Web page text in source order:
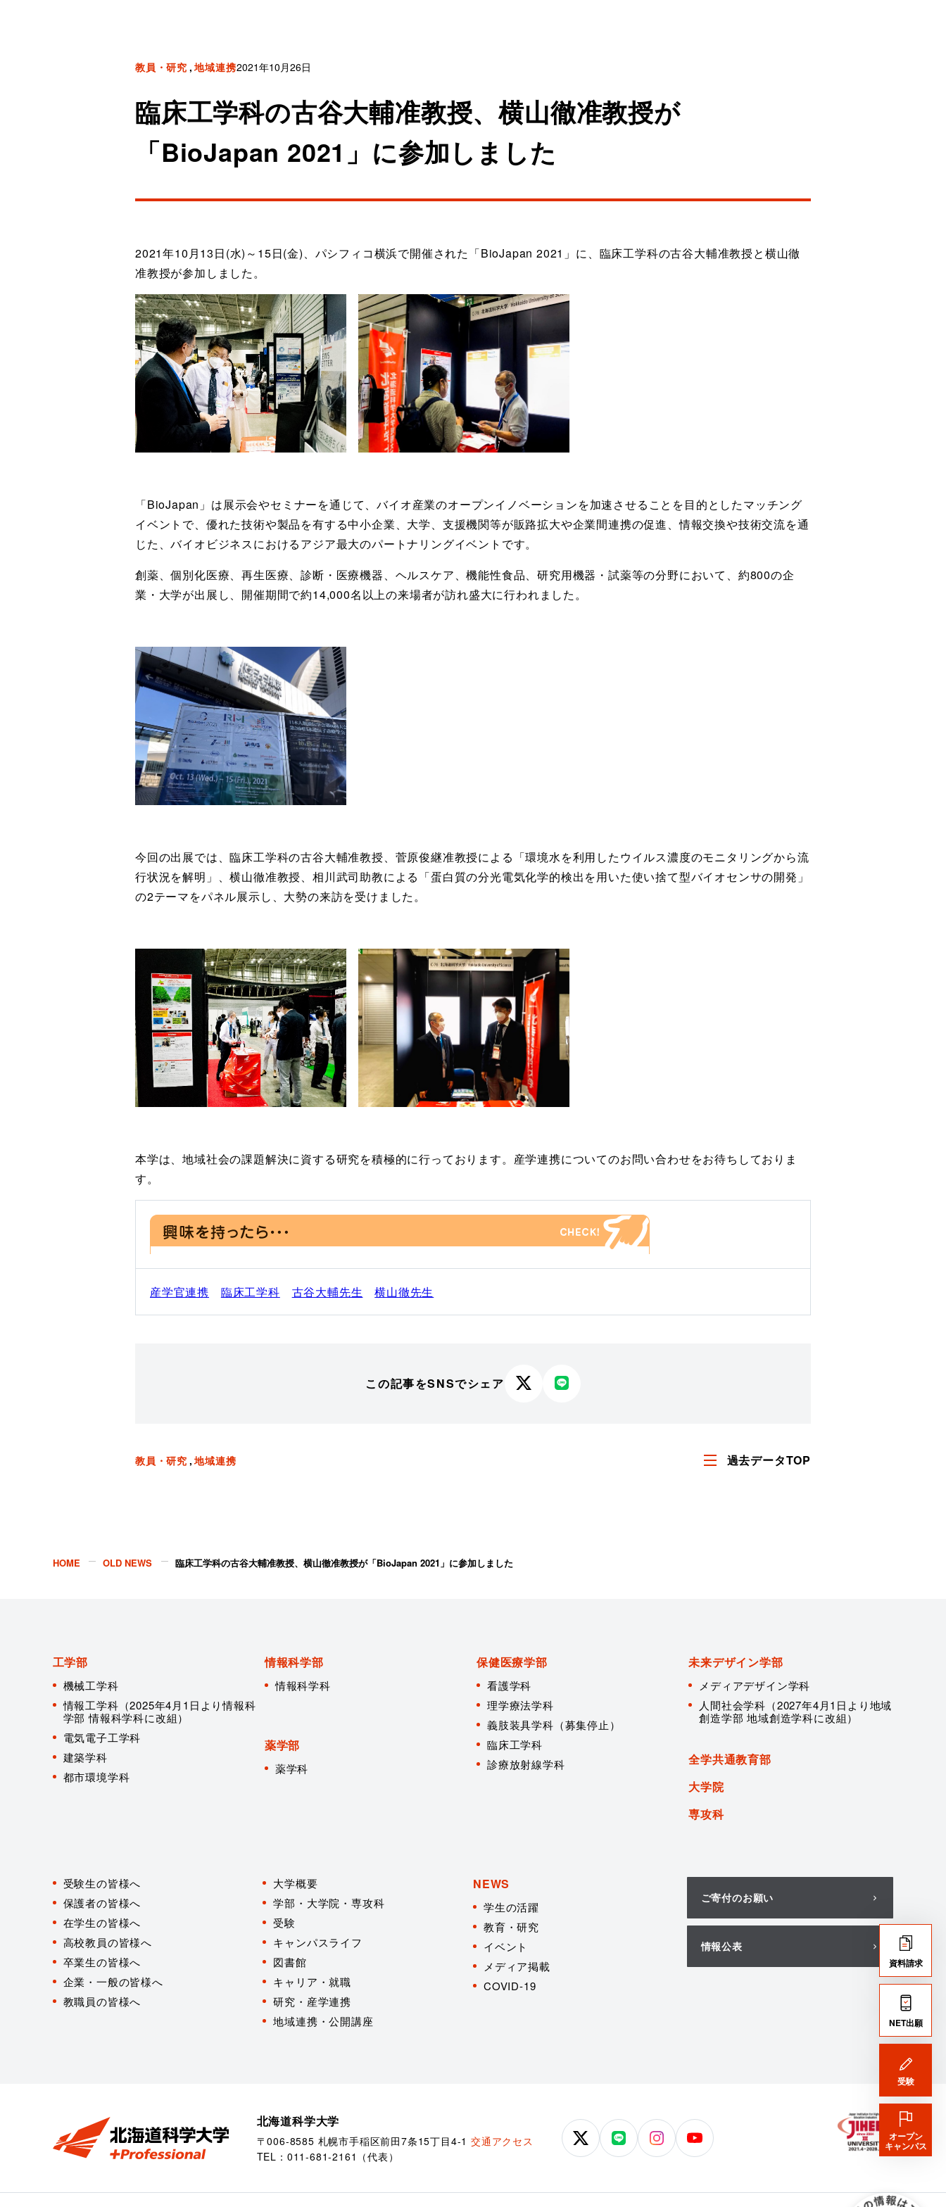
資料請求
NET出願
受験
オープン
キャンパス
教員・研究 地域連携2021年10月26日
臨床工学科の古谷大輔准教授、横山徹准教授が
「BioJapan 2021」に参加しました
2021年10月13日(水)～15日(金)、パシフィコ横浜で開催された「BioJapan 2021」に、臨床工学科の古谷大輔准教授と横山徹
准教授が参加しました。
「BioJapan」は展示会やセミナーを通じて、バイオ産業のオープンイノベーションを加速させることを目的としたマッチング
イベントで、優れた技術や製品を有する中小企業、大学、支援機関等が販路拡大や企業間連携の促進、情報交換や技術交流を通
じた、バイオビジネスにおけるアジア最大のパートナリングイベントです。
創薬、個別化医療、再生医療、診断・医療機器、ヘルスケア、機能性食品、研究用機器・試薬等の分野において、約800の企
業・大学が出展し、開催期間で約14,000名以上の来場者が訪れ盛大に行われました。
今回の出展では、臨床工学科の古谷大輔准教授、菅原俊継准教授による「環境水を利用したウイルス濃度のモニタリングから流
行状況を解明」、横山徹准教授、相川武司助教による「蛋白質の分光電気化学的検出を用いた使い捨て型バイオセンサの開発」
の2テーマをパネル展示し、大勢の来訪を受けました。
本学は、地域社会の課題解決に資する研究を積極的に行っております。産学連携についてのお問い合わせをお待ちしておりま
す。
産学官連携 臨床工学科 古谷大輔先生 横山徹先生
この記事をSNSでシェア
X
LINE
教員・研究 地域連携 過去データTOP
HOME OLD NEWS 臨床工学科の古谷大輔准教授、横山徹准教授が「BioJapan 2021」に参加しました
工学部
機械工学科
情報工学科（2025年4月1日より情報科
学部 情報科学科に改組）
電気電子工学科
建築学科
都市環境学科
情報科学部
情報科学科
薬学部
薬学科
保健医療学部
看護学科
理学療法学科
義肢装具学科（募集停止）
臨床工学科
診療放射線学科
未来デザイン学部
メディアデザイン学科
人間社会学科（2027年4月1日より地域
創造学部 地域創造学科に改組）
全学共通教育部
大学院
専攻科
大学概要
学部・大学院・専攻科
受験
キャンパスライフ
図書館
キャリア・就職
研究・産学連携
地域連携・公開講座
者
別
受験生の皆様へ
保護者の皆様へ
在学生の皆様へ
高校教員の皆様へ
卒業生の皆様へ
企業・一般の皆様へ
教職員の皆様へ
NEWS
学生の活躍
教育・研究
イベント
メディア掲載
COVID-19
ご寄付のお願い
情報公表
北海道科学大学
〒006-8585 札幌市手稲区前田7条15丁目4-1 交通アクセス
TEL： 011-681-2161 （代表）
北
科
北
科
北
科
北
科